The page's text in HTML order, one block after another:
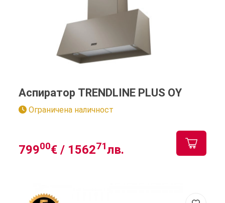
Аспиратор TRENDLINE PLUS OY
Ограничена наличност
79900€ / 156271лв.